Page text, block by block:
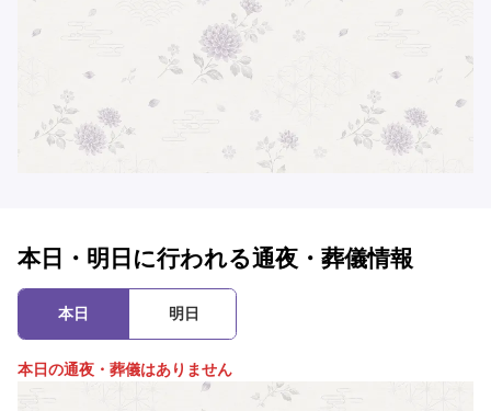
本日・明日に行われる通夜・葬儀情報
本日 明日
本日の通夜・葬儀はありません